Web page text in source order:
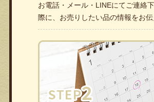
お電話・メール・LINEにてご連絡
際に、お売りしたい品の情報をお伝